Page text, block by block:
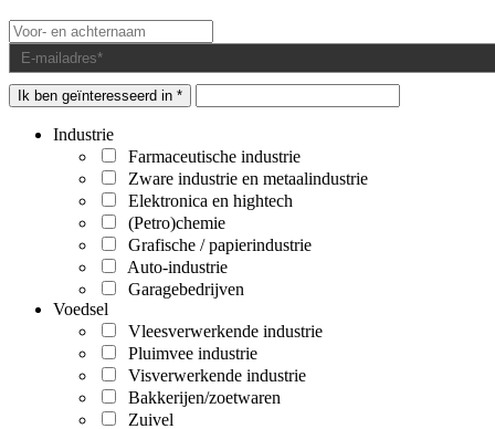
Ik ben geïnteresseerd in *
Industrie
Farmaceutische industrie
Zware industrie en metaalindustrie
Elektronica en hightech
(Petro)chemie
Grafische / papierindustrie
Auto-industrie
Garagebedrijven
Voedsel
Vleesverwerkende industrie
Pluimvee industrie
Visverwerkende industrie
Bakkerijen/zoetwaren
Zuivel